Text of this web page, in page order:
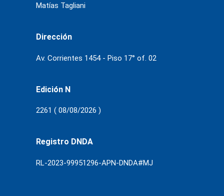
Matías Tagliani
Dirección
Av. Corrientes 1454 - Piso 17° of. 02
Edición N
2261 ( 08/08/2026 )
Registro DNDA
RL-2023-99951296-APN-DNDA#MJ